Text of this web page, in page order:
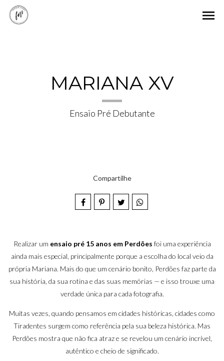
menu
MARIANA XV
Ensaio Pré Debutante
Compartilhe
Realizar um ensaio pré 15 anos em Perdões foi uma experiência
ainda mais especial, principalmente porque a escolha do local veio da
própria Mariana. Mais do que um cenário bonito, Perdões faz parte da
sua história, da sua rotina e das suas memórias — e isso trouxe uma
verdade única para cada fotografia.
Muitas vezes, quando pensamos em cidades históricas, cidades como
Tiradentes surgem como referência pela sua beleza histórica. Mas
Perdões mostra que não fica atraz e se revelou um cenário incrível,
autêntico e cheio de significado.